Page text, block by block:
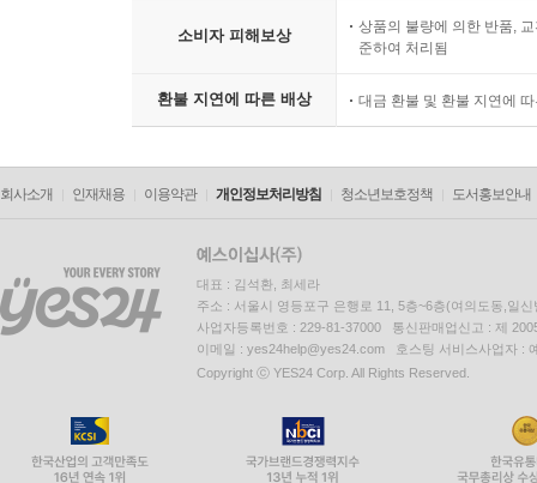
소비자 피해보상
상품의 불량에 의한 반품,
준하여 처리됨
환불 지연에 따른 배상 대금 환불 및 환불 지연에
회사소개 인재채용 이용약관 개인정보처리방침 청소년보호정책 도서홍보안내
대표 : 김석환, 최세라
주소 : 서울시 영등포구 은행로 11, 5층~6층(여의도동,일신
사업자등록번호 : 229-81-37000 통신판매업신고 : 제
이메일 : yes24help@yes24.com 호스팅 서비스사업자 :
Copyright ⓒ YES24 Corp. All Rights Reserved.